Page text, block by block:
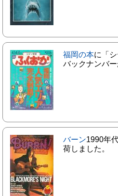
福岡の本に「
バックナンバー
バーン1990年
荷しました。